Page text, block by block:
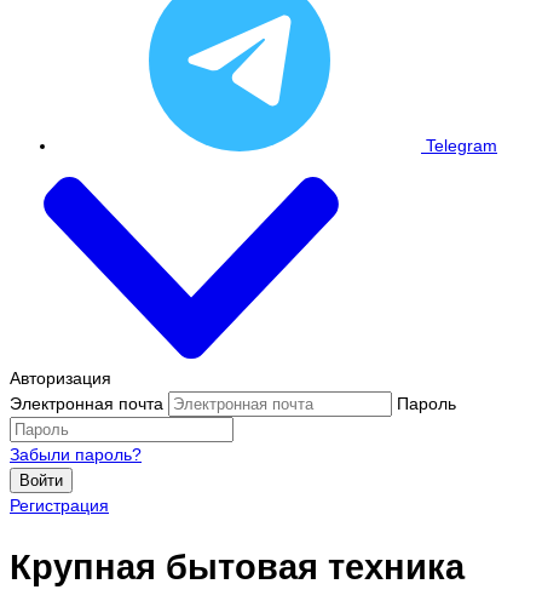
Telegram
Авторизация
Электронная почта
Пароль
Забыли пароль?
Войти
Регистрация
Крупная бытовая техника